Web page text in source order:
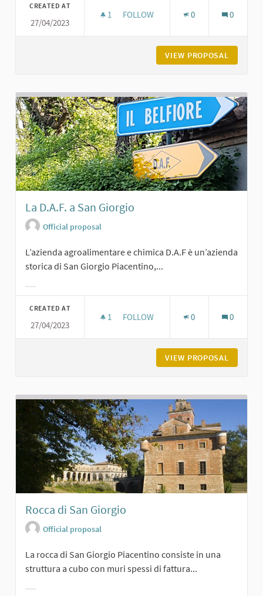
CREATED AT
27/04/2023
1 1 FOLLOWER
FOLLOW 0 0
VIEW PROPOSAL
La D.A.F. a San Giorgio
Official proposal
L’azienda agroalimentare e chimica D.A.F è un’azienda
storica di San Giorgio Piacentino,...
CREATED AT
27/04/2023
1 1 FOLLOWER
FOLLOW 0 0
VIEW PROPOSAL
Rocca di San Giorgio
Official proposal
La rocca di San Giorgio Piacentino consiste in una
struttura a cubo con muri spessi di fattura...